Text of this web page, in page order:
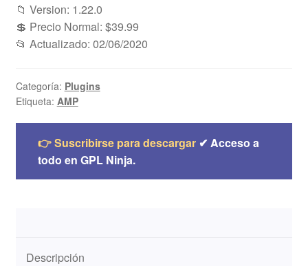
📁 Version: 1.22.0
💲 Precio Normal: $39.99
📂 Actualizado: 02/06/2020
Categoría: Plugins
Etiqueta: AMP
👉 Suscribirse para descargar✔ Acceso a
todo en GPL Ninja.
Descripción